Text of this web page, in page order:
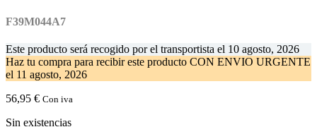
F39M044A7
Este producto será recogido por el transportista el 10 agosto, 2026
Haz tu compra para recibir este producto CON ENVIO URGENTE
el 11 agosto, 2026
56,95 € Con iva
Sin existencias